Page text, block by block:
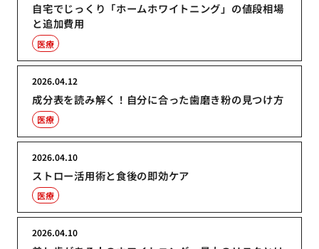
自宅でじっくり「ホームホワイトニング」の値段相場
と追加費用
医療
成分表を読み解く！自分に合った歯磨き粉の見つけ方
2026.04.12
医療
ストロー活用術と食後の即効ケア
2026.04.10
医療
2026.04.10